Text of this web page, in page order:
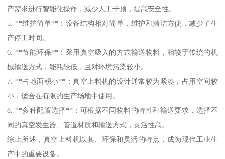
产需求进行智能化操作，减少人工干预，提高安全性。
5. **维护简单**：设备结构相对简单，维护和清洁方便，减少了生
产停工时间。
6. **节能环保**：采用真空吸入的方式输送物料，相较于传统的机
械输送方式，能耗较低，且对环境污染较小。
7. **占地面积小**：真空上料机的设计通常较为紧凑，占用空间较
小，适合在有限的生产场地中使用。
8. **多种配置选择**：可根据不同物料的特性和输送要求，选择不
同的真空发生器、管道材质和输送方式，灵活性高。
综上所述，真空上料机以其、环保和灵活的特点，成为现代工业生
产中的重要设备。